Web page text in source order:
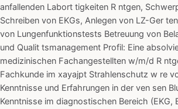
anfallenden Labort tigkeiten R ntgen,
Schreiben von EKGs, Anlegen von LZ-Ger
von Lungenfunktionstests Betreuung von
und Qualit tsmanagement Profil: Eine
medizinischen Fachangestellten w/m/d R
Fachkunde im xayajpt Strahlenschutz w re
Kenntnisse und Erfahrungen in der ven sen
Kenntnisse im diagnostischen Bereich (EKG,